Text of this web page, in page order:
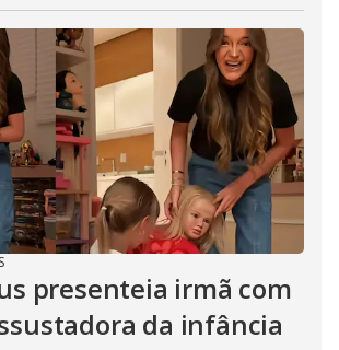
presenteia irmã com
da infância